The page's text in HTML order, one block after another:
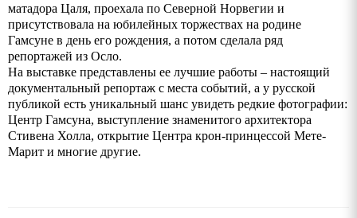
матадора Цаля, проехала по Северной Норвегии и
присутствовала на юбилейных торжествах на родине
Гамсуне в день его рождения, а потом сделала ряд
репортажей из Осло.
На выставке представлены ее лучшие работы – настоящий
документальный репортаж с места событий, а у русской
публикой есть уникальный шанс увидеть редкие фотографии:
Центр Гамсуна, выступление знаменитого архитектора
Стивена Холла, открытие Центра крон-принцессой Мете-
Марит и многие другие.